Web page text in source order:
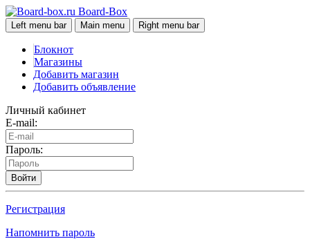
Board-Box
Left menu bar Main menu Right menu bar
Блокнот
Магазины
Добавить магазин
Добавить объявление
Личный кабинет
E-mail:
Пароль:
Войти
Регистрация
Напомнить пароль